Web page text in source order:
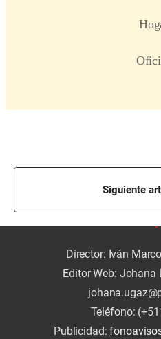
Siguiente
Director: Iván
Editor Web: Johana
Teléfono:
Publicidad: